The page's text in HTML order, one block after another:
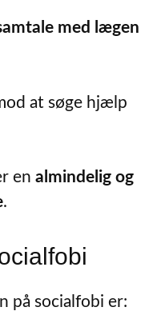
med lægen
at søge hjælp
en almindelig og
.
på socialfobi er: